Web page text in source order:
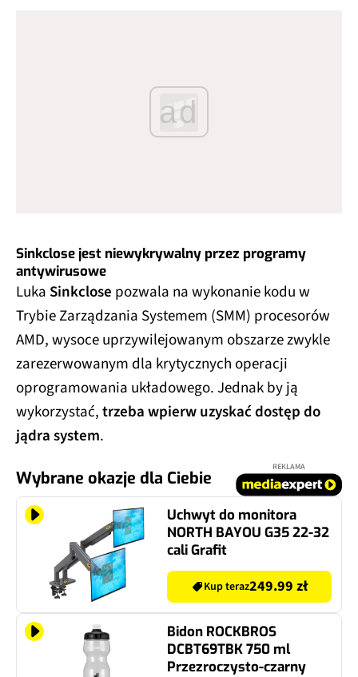
ad
Sinkclose jest niewykrywalny przez programy
antywirusowe
Luka Sinkclose pozwala na wykonanie kodu w
Trybie Zarządzania Systemem (SMM) procesorów
AMD, wysoce uprzywilejowanym obszarze zwykle
zarezerwowanym dla krytycznych operacji
oprogramowania układowego. Jednak by ją
wykorzystać,trzeba wpierw uzyskać dostęp do
jądra system.
Wybrane okazje dla Ciebie
REKLAMA
Uchwyt do monitora
NORTH BAYOU G35 22-32
cali Grafit
Kup teraz249.99 zł
Bidon ROCKBROS
DCBT69TBK 750 ml
Przezroczysto-czarny